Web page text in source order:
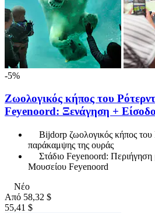
-5%
Ζωολογικός κήπος του
Feyenoord: Ξενάγηση +
Bijdorp ζωολογικός κήπος του
παράκαμψης της ουράς
Στάδιο Feyenoord: Περιήγηση
Μουσείου Feyenoord
Νέο
Από 58,32 $
55,41 $